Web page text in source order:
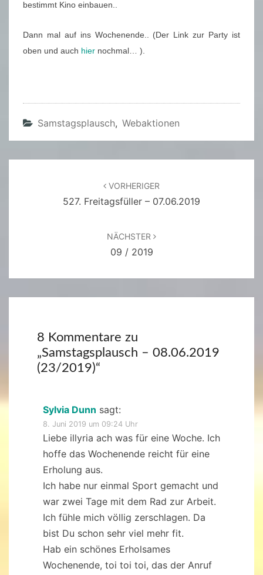
bestimmt Kino einbauen..
Dann mal auf ins Wochenende.. (Der Link zur Party ist
oben und auch hier nochmal… ).
Samstagsplausch, Webaktionen
VORHERIGER
527. Freitagsfüller – 07.06.2019
NÄCHSTER
09 / 2019
8 Kommentare zu
„Samstagsplausch – 08.06.2019
(23/2019)“
Sylvia Dunn sagt:
8. Juni 2019 um 09:24 Uhr
Liebe illyria ach was für eine Woche. Ich
hoffe das Wochenende reicht für eine
Erholung aus.
Ich habe nur einmal Sport gemacht und
war zwei Tage mit dem Rad zur Arbeit.
Ich fühle mich völlig zerschlagen. Da
bist Du schon sehr viel mehr fit.
Hab ein schönes Erholsames
Wochenende, toi toi toi, das der Anruf